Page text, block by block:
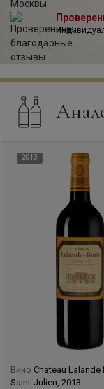
Мерло, 8%
Средний возраст
— 10000 лоз на
исключительно
2013
Вино Chateau Lalande
Saint-Julien, 2013